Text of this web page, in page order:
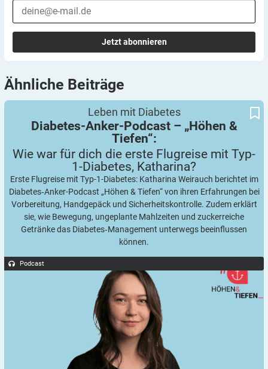
Jetzt abonnieren
Ähnliche Beiträge
Katharina?
Leben mit Diabetes
Diabetes-Anker-Podcast – „Höhen &
Tiefen“:
Wie war für dich die erste Flugreise mit Typ-
1-Diabetes, Katharina?
Erste Flugreise mit Typ-1-Diabetes: Katharina Weirauch berichtet im
Diabetes‑Anker-Podcast „Höhen & Tiefen“ von ihren Erfahrungen bei
Vorbereitung, Handgepäck und Sicherheitskontrolle. Zudem erklärt
sie, wie Bewegung, ungeplante Mahlzeiten und zuckerreiche
Getränke das Diabetes‑Management unterwegs beeinflussen
können.
Podcast